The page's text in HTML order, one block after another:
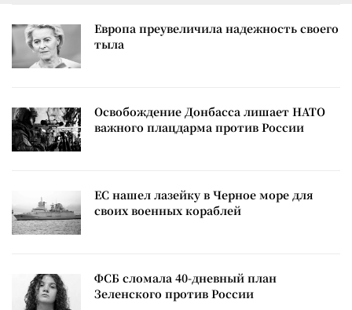
Европа преувеличила надежность своего
тыла
Освобождение Донбасса лишает НАТО
важного плацдарма против России
ЕС нашел лазейку в Черное море для
своих военных кораблей
ФСБ сломала 40-дневный план
Зеленского против России